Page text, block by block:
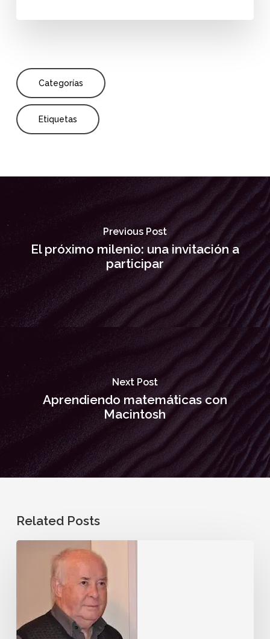
Categorías
Etiquetas
Previous Post
El próximo milenio: una invitación a
participar
Next Post
Aprendiendo matemáticas con
Macintosh
Related Posts